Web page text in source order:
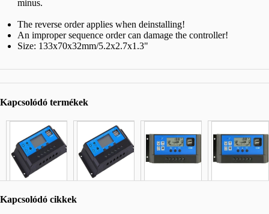
minus.
The reverse order applies when deinstalling!
An improper sequence order can damage the controller!
Size: 133x70x32mm/5.2x2.7x1.3"
Kapcsolódó termékek
Kapcsolódó cikkek